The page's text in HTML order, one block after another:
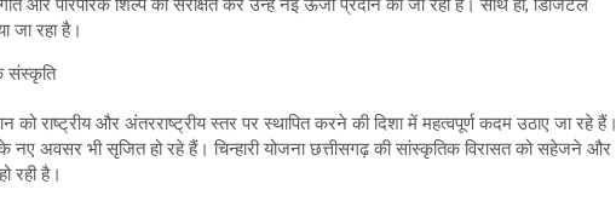
पारंपरिक शिल्प को संरक्षित कर उन्हें नई ऊर्जा प्रदान की जा रही है। साथ ही, डिजिटल
जा रहा है।
राष्ट्रीय और अंतरराष्ट्रीय स्तर पर स्थापित करने की दिशा में महत्वपूर्ण कदम उठाए जा रहे हैं।
नए अवसर भी सृजित हो रहे हैं। चिन्हारी योजना छत्तीसगढ़ की सांस्कृतिक विरासत को सहेजने और
रही है।